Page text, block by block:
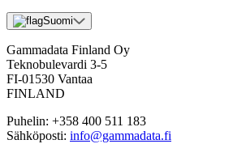
Suomi
Gammadata Finland Oy
Teknobulevardi 3-5
FI-01530 Vantaa
FINLAND
Puhelin: +358 400 511 183
Sähköposti: info@gammadata.fi